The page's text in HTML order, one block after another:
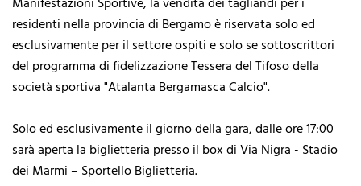
residenti nella provincia di Bergamo è riservata solo ed
esclusivamente per il settore ospiti e solo se sottoscrittori
del programma di fidelizzazione Tessera del Tifoso della
società sportiva "Atalanta Bergamasca Calcio".
Solo ed esclusivamente il giorno della gara, dalle ore 17:00
sarà aperta la biglietteria presso il box di Via Nigra - Stadio
dei Marmi – Sportello Biglietteria.